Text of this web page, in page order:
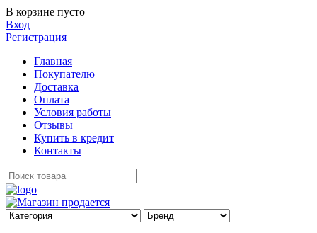
В корзине пусто
Вход
Регистрация
Главная
Покупателю
Доставка
Оплата
Условия работы
Отзывы
Купить в кредит
Контакты